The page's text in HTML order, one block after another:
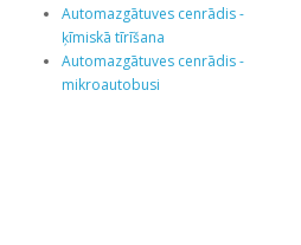
Automazgātuves cenrādis -
ķīmiskā tīrīšana
Automazgātuves cenrādis -
mikroautobusi